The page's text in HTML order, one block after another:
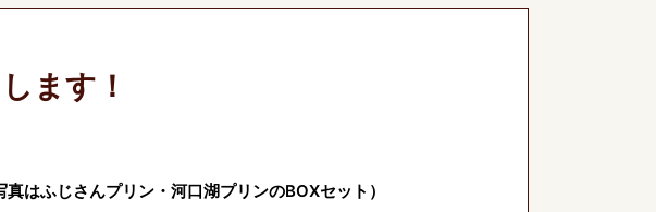
ます！
はふじさんプリン・河口湖プリンのBOXセット）